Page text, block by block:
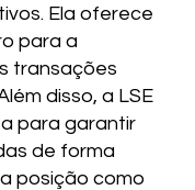
Ela oferece
para a
transações
disso, a LSE
para garantir
de forma
posição como